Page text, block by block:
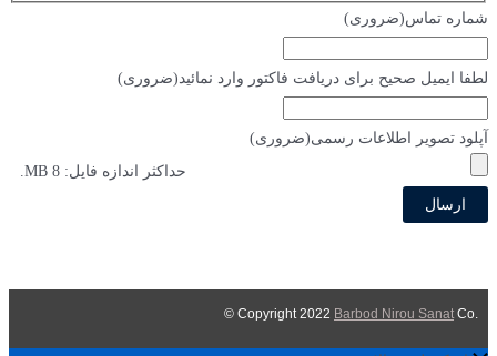
شماره تماس(ضروری)
لطفا ایمیل صحیح برای دریافت فاکتور وارد نمائید (ضروری)
آپلود تصویر اطلاعات رسمی(ضروری)
حداکثر اندازه فایل: 8 MB.
.Copyright 2022
Barbod Nirou Sanat Co ©